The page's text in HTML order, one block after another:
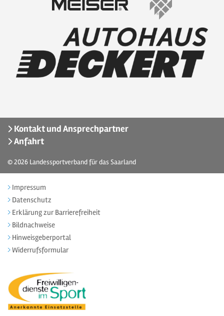
Kontakt und Ansprechpartner
Anfahrt
© 2026 Landessportverband für das Saarland
Impressum
Datenschutz
Erklärung zur Barrierefreiheit
Bildnachweise
Hinweisgeberportal
Widerrufsformular